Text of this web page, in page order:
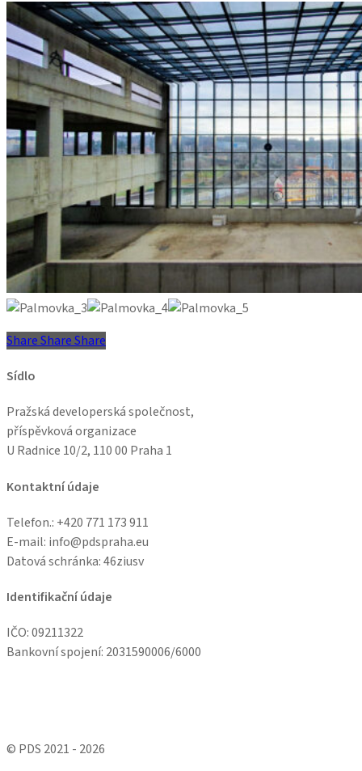
Share
ShareShareShare
Sídlo
Pražská developerská společnost,
příspěvková organizace
U Radnice 10/2, 110 00 Praha 1
Kontaktní údaje
Telefon.: +420 771 173 911
E-mail: info@pdspraha.eu
Datová schránka:46ziusv
Identifikační údaje
IČO: 09211322
Bankovní spojení: 2031590006/6000
© PDS 2021 - 2026